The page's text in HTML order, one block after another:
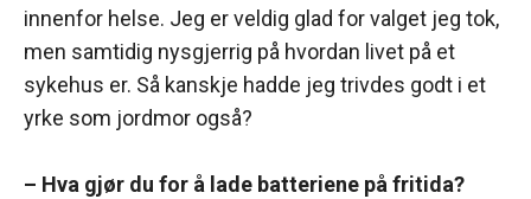
innenfor helse. Jeg er veldig glad for valget jeg tok,
men samtidig nysgjerrig på hvordan livet på et
sykehus er. Så kanskje hadde jeg trivdes godt i et
yrke som jordmor også?
– Hva gjør du for å lade batteriene på fritida?